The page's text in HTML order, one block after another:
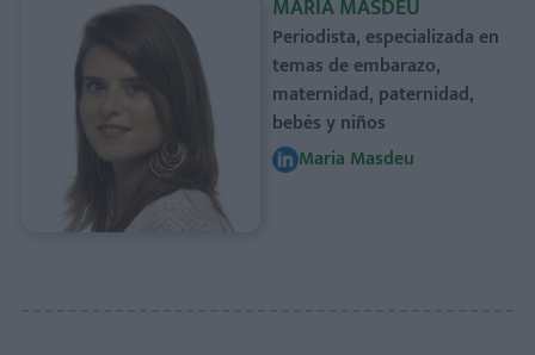
MARIA MASDEU
Periodista, especializada en
temas de embarazo,
maternidad, paternidad,
bebés y niños
Maria Masdeu